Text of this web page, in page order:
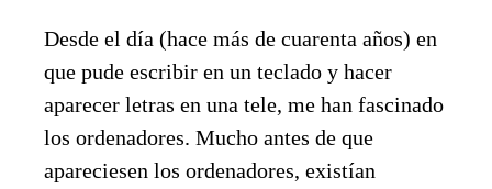
Desde el día (hace más de cuarenta años) en
que pude escribir en un teclado y hacer
aparecer letras en una tele, me han fascinado
los ordenadores. Mucho antes de que
apareciesen los ordenadores, existían